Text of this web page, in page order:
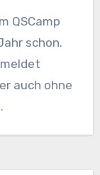
QSCamp
schon.
auch ohne